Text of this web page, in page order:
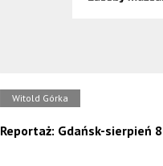
Witold Górka
Reportaż: Gdańsk-sierpień